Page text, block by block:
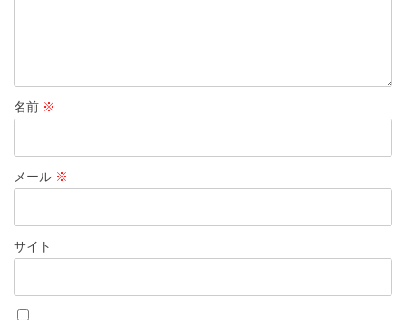
名前 ※
メール ※
サイト